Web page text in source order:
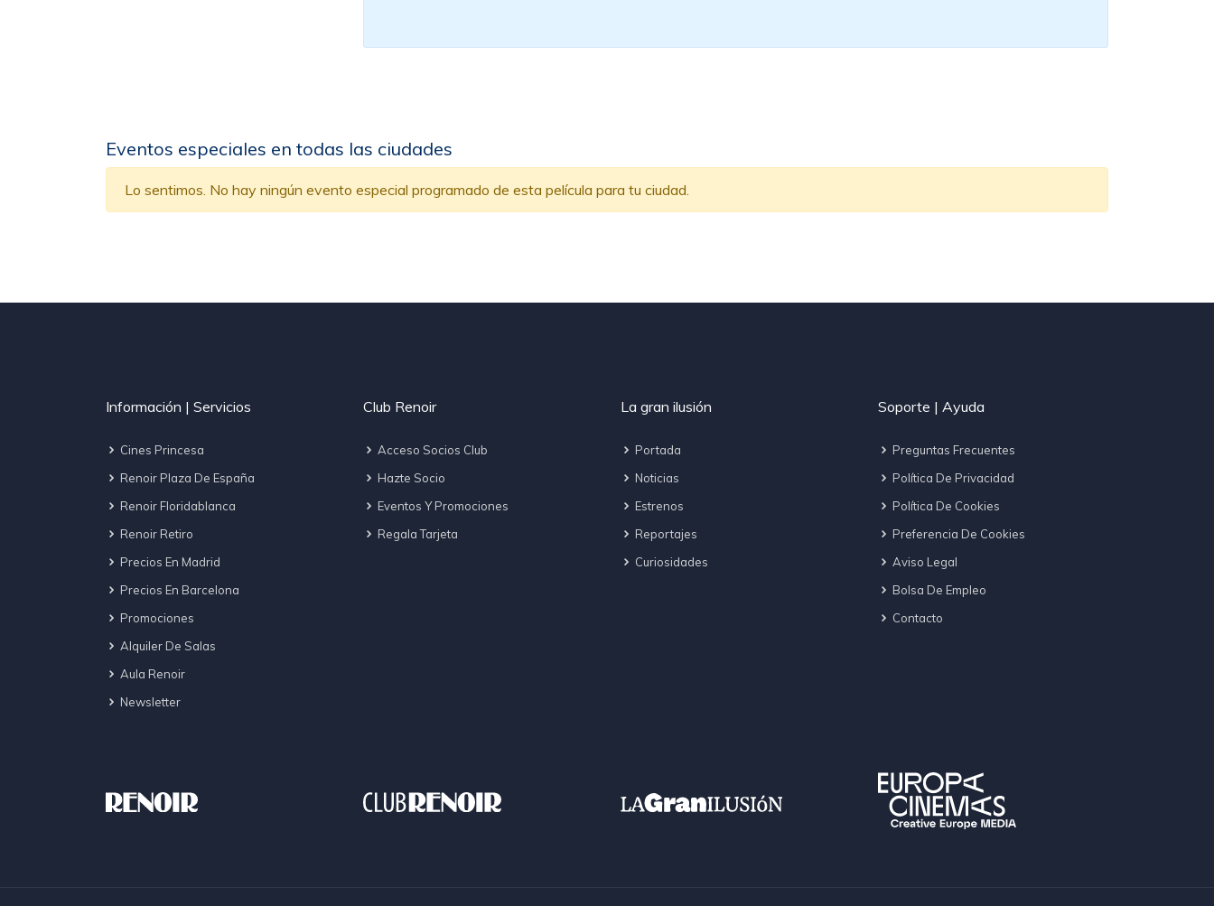
Eventos especiales en todas las ciudades
Lo sentimos. No hay ningún evento especial programado de esta película para tu ciudad.
Información | Servicios
Cines Princesa
Renoir Plaza De España
Renoir Floridablanca
Renoir Retiro
Precios En Madrid
Precios En Barcelona
Promociones
Alquiler De Salas
Aula Renoir
Newsletter
Club Renoir
Acceso Socios Club
Hazte Socio
Eventos Y Promociones
Regala Tarjeta
La gran ilusión
Portada
Noticias
Estrenos
Reportajes
Curiosidades
Soporte | Ayuda
Preguntas Frecuentes
Política De Privacidad
Política De Cookies
Preferencia De Cookies
Aviso Legal
Bolsa De Empleo
Contacto